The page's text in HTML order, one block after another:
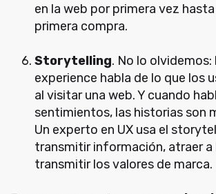
en la web por primera vez
primera compra.
Storytelling. No lo olvidemos:
experience habla de lo que los
al visitar una web. Y cuando
sentimientos, las historias son
Un experto en UX usa el
transmitir información, atraer a
transmitir los valores de marca.